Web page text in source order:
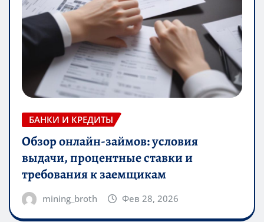
БАНКИ И КРЕДИТЫ
Обзор онлайн-займов: условия
выдачи, процентные ставки и
требования к заемщикам
mining_broth Фев 28, 2026